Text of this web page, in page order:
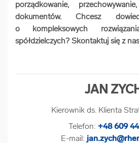
porządkowanie,
dokumentów. Chcesz
o kompleksowych
spółdzielczych? Skontaktuj się z
JAN
Kierownik ds. Klienta
Telefon: +48 609
E-mail: